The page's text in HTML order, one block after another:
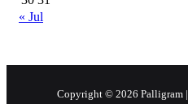
« Jul
Copyright © 2026 Palligram